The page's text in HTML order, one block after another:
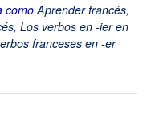
comoAprender francés,
, Los verbos en -ier en
franceses en -er